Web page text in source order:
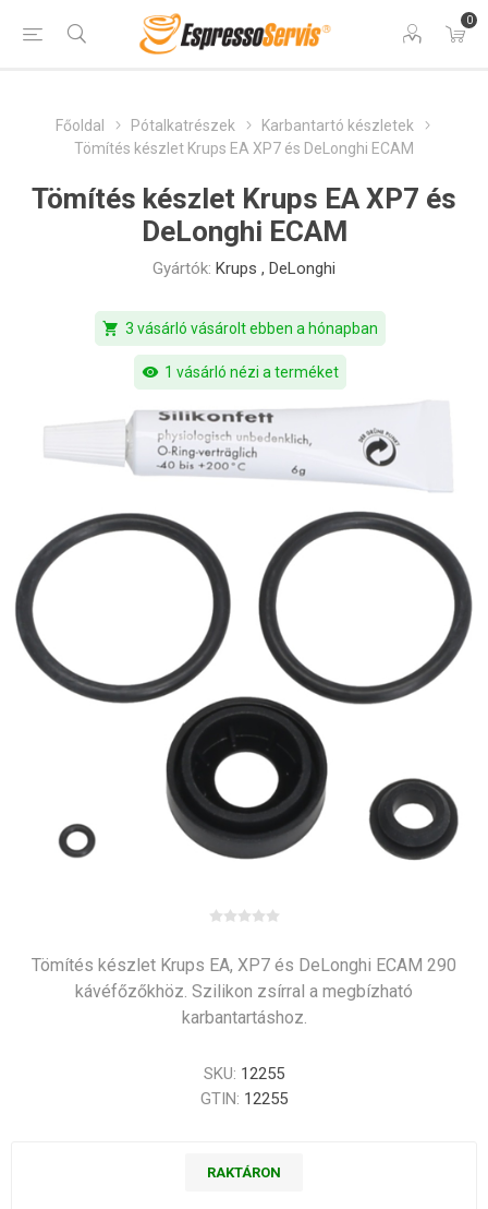
0
Főoldal Pótalkatrészek
Karbantartó készletek
Tömítés készlet Krups EA XP7 és DeLonghi ECAM
Tömítés készlet Krups EA XP7 és
DeLonghi ECAM
Gyártók: Krups , DeLonghi
shopping_cart 3 vásárló vásárolt ebben a hónapban
visibility 1 vásárló nézi a terméket
Tömítés készlet Krups EA, XP7 és DeLonghi ECAM 290
kávéfőzőkhöz. Szilikon zsírral a megbízható
karbantartáshoz.
SKU: 12255
GTIN: 12255
RAKTÁRON